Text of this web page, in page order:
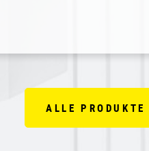
ALLE PRODUKTE